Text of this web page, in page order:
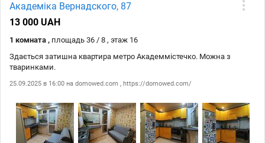
Академіка Вернадского, 87
13 000 UAH
1 комната , площадь 36 / 8 , этаж 16
Здається затишна квартира метро Академмістечко. Можна з
тваринками.
25.09.2025 в 16:00 на domowed.com , https://domowed.com/